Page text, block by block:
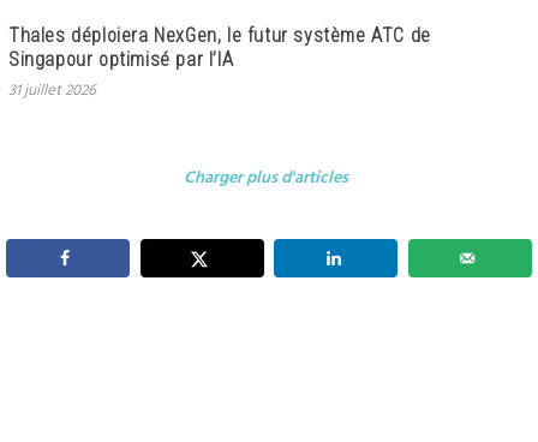
Thales déploiera NexGen, le futur système ATC de
Singapour optimisé par l’IA
31 juillet 2026
Charger plus d'articles